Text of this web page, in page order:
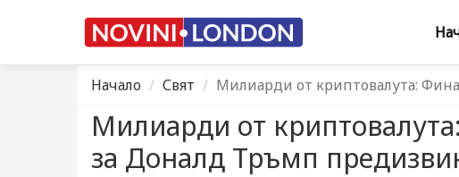
Начало Свят Милиарди от криптовалута:
Милиарди от
за Доналд Тръмп